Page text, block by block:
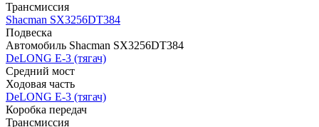
Трансмиссия
Shacman SX3256DT384
Подвеска
Автомобиль Shacman SX3256DT384
DeLONG Е-3 (тягач)
Средний мост
Ходовая часть
DeLONG Е-3 (тягач)
Коробка передач
Трансмиссия